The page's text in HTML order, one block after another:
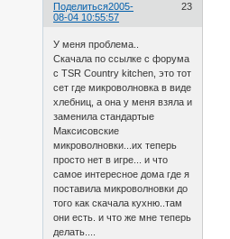
Поделиться 23
2005-
08-04 10:55:57
У меня проблема..
Скачала по ссылке с форума
с TSR Country kitchen, это тот
сет где микроволновка в виде
хлебниц, а она у меня взяла и
заменила стандартые
Максисовские
микроволновки...их теперь
просто нет в игре... и что
самое интересное дома где я
поставила микроволновки до
того как скачала кухню..там
они есть. и что же мне теперь
делать....